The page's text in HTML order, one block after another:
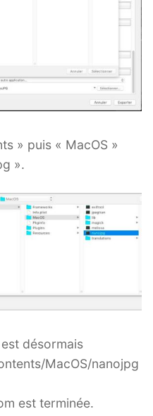
» puis « MacOS »
».
désormais
MacOS/nanojpg
est terminée.